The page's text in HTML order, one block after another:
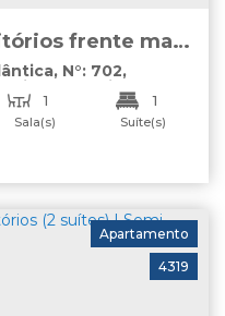
frente mar
Camboriú
, N°: 702,
Camboriú,Santa
1
Sala(s)
1
Suíte(s)
4319
Apartamento